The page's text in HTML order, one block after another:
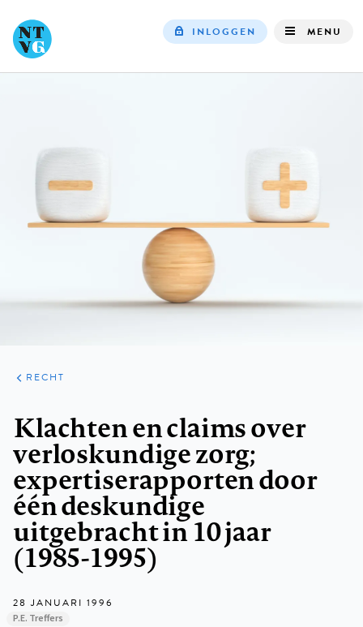
INLOGGEN MENU
ARTIKELEN
PERSPECTIEF
RECHT
Klachten en claims over
verloskundige zorg;
expertiserapporten door
één deskundige
uitgebracht in 10 jaar
(1985-1995)
28 JANUARI 1996
P.E. Treffers